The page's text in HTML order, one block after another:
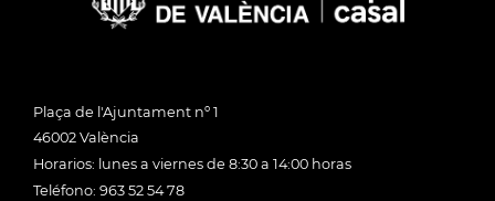
Plaça de l'Ajuntament nº 1
46002 València
Horarios: lunes a viernes de 8:30 a 14:00 horas
Teléfono: 963 52 54 78